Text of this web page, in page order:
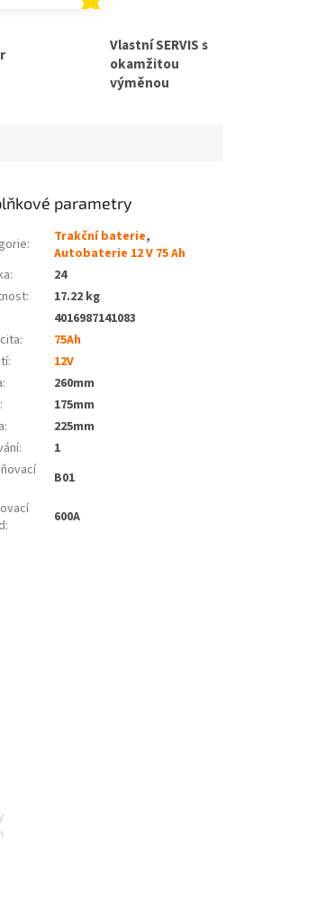
Vlastní SERVIS s
okamžitou
výměnou
parametry
: Trakční baterie,
Autobaterie 12 V 75 Ah
:
24
:
17.22 kg
4016987141083
:
75Ah
:
12V
:
260mm
:
175mm
:
225mm
:
1
B01
: 600A